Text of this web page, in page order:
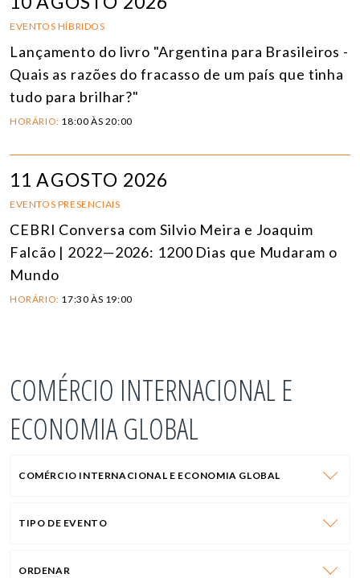
EVENTOS HÍBRIDOS
Lançamento do livro "Argentina para Brasileiros -
Quais as razões do fracasso de um país que tinha
tudo para brilhar?"
HORÁRIO: 18:00 ÀS 20:00
11 AGOSTO 2026
EVENTOS PRESENCIAIS
CEBRI Conversa com Silvio Meira e Joaquim
Falcão | 2022—2026: 1200 Dias que Mudaram o
Mundo
HORÁRIO: 17:30 ÀS 19:00
COMÉRCIO INTERNACIONAL E
ECONOMIA GLOBAL
COMÉRCIO INTERNACIONAL E ECONOMIA GLOBAL
TIPO DE EVENTO
ORDENAR